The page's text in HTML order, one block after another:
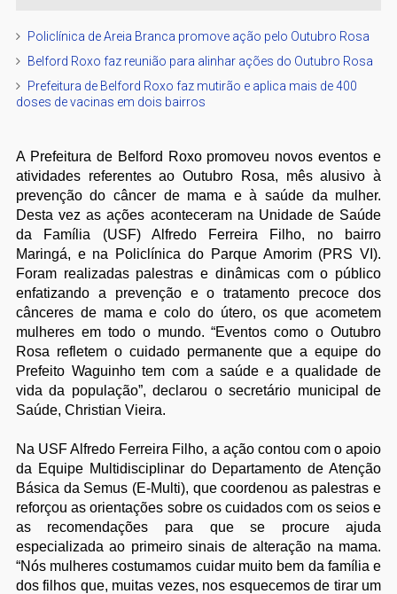
Policlínica de Areia Branca promove ação pelo Outubro Rosa
Belford Roxo faz reunião para alinhar ações do Outubro Rosa
Prefeitura de Belford Roxo faz mutirão e aplica mais de 400
doses de vacinas em dois bairros
A Prefeitura de Belford Roxo promoveu novos eventos e
atividades referentes ao Outubro Rosa, mês alusivo à
prevenção do câncer de mama e à saúde da mulher.
Desta vez as ações aconteceram na Unidade de Saúde
da Família (USF) Alfredo Ferreira Filho, no bairro
Maringá, e na Policlínica do Parque Amorim (PRS VI).
Foram realizadas palestras e dinâmicas com o público
enfatizando a prevenção e o tratamento precoce dos
cânceres de mama e colo do útero, os que acometem
mulheres em todo o mundo. “Eventos como o Outubro
Rosa refletem o cuidado permanente que a equipe do
Prefeito Waguinho tem com a saúde e a qualidade de
vida da população”, declarou o secretário municipal de
Saúde, Christian Vieira.
Na USF Alfredo Ferreira Filho, a ação contou com o apoio
da Equipe Multidisciplinar do Departamento de Atenção
Básica da Semus (E-Multi), que coordenou as palestras e
reforçou as orientações sobre os cuidados com os seios e
as recomendações para que se procure ajuda
especializada ao primeiro sinais de alteração na mama.
“Nós mulheres costumamos cuidar muito bem da família e
dos filhos que, muitas vezes, nos esquecemos de tirar um